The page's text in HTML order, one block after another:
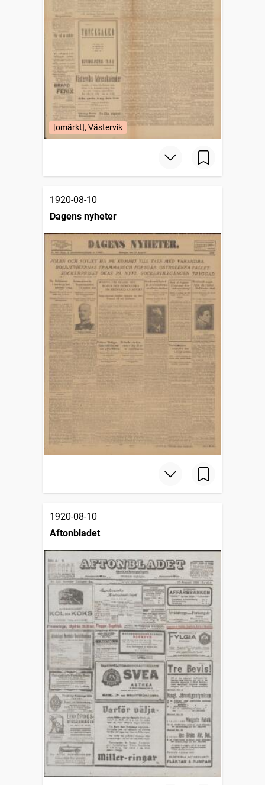
[omärkt], Västervik
1920-08-10
Dagens nyheter
1920-08-10
Aftonbladet